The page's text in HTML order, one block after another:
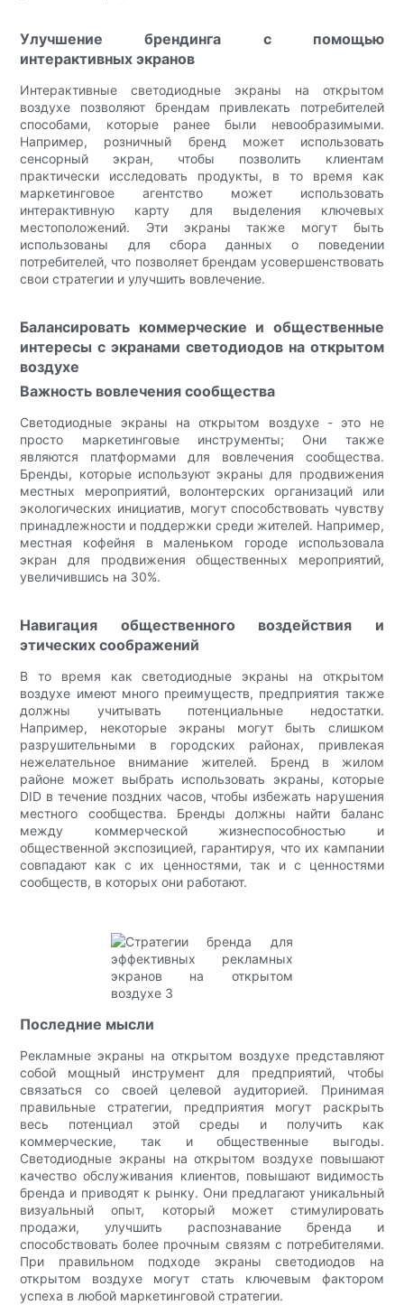
Улучшение брендинга с помощью
интерактивных экранов
Интерактивные светодиодные экраны на открытом
воздухе позволяют брендам привлекать потребителей
способами, которые ранее были невообразимыми.
Например, розничный бренд может использовать
сенсорный экран, чтобы позволить клиентам
практически исследовать продукты, в то время как
маркетинговое агентство может использовать
интерактивную карту для выделения ключевых
местоположений. Эти экраны также могут быть
использованы для сбора данных о поведении
потребителей, что позволяет брендам усовершенствовать
свои стратегии и улучшить вовлечение.
Балансировать коммерческие и общественные
интересы с экранами светодиодов на открытом
воздухе
Важность вовлечения сообщества
Светодиодные экраны на открытом воздухе - это не
просто маркетинговые инструменты; Они также
являются платформами для вовлечения сообщества.
Бренды, которые используют экраны для продвижения
местных мероприятий, волонтерских организаций или
экологических инициатив, могут способствовать чувству
принадлежности и поддержки среди жителей. Например,
местная кофейня в маленьком городе использовала
экран для продвижения общественных мероприятий,
увеличившись на 30%.
Навигация общественного воздействия и
этических соображений
В то время как светодиодные экраны на открытом
воздухе имеют много преимуществ, предприятия также
должны учитывать потенциальные недостатки.
Например, некоторые экраны могут быть слишком
разрушительными в городских районах, привлекая
нежелательное внимание жителей. Бренд в жилом
районе может выбрать использовать экраны, которые
DID в течение поздних часов, чтобы избежать нарушения
местного сообщества. Бренды должны найти баланс
между коммерческой жизнеспособностью и
общественной экспозицией, гарантируя, что их кампании
совпадают как с их ценностями, так и с ценностями
сообществ, в которых они работают.
Последние мысли
Рекламные экраны на открытом воздухе представляют
собой мощный инструмент для предприятий, чтобы
связаться со своей целевой аудиторией. Принимая
правильные стратегии, предприятия могут раскрыть
весь потенциал этой среды и получить как
коммерческие, так и общественные выгоды.
Светодиодные экраны на открытом воздухе повышают
качество обслуживания клиентов, повышают видимость
бренда и приводят к рынку. Они предлагают уникальный
визуальный опыт, который может стимулировать
продажи, улучшить распознавание бренда и
способствовать более прочным связям с потребителями.
При правильном подходе экраны светодиодов на
открытом воздухе могут стать ключевым фактором
успеха в любой маркетинговой стратегии.